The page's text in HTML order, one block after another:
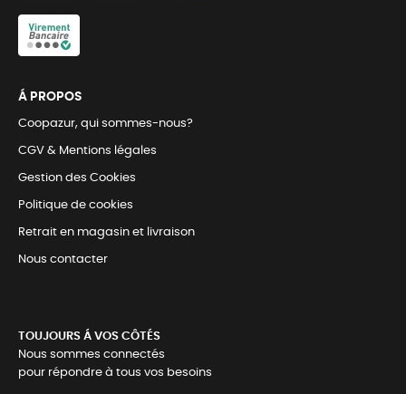
Á PROPOS
Coopazur, qui sommes-nous?
CGV & Mentions légales
Gestion des Cookies
Politique de cookies
Retrait en magasin et livraison
Nous contacter
TOUJOURS Á VOS CÔTÉS
Nous sommes connectés
pour répondre à tous vos besoins